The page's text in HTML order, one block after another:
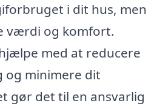
i dit hus, men
værdi og komfort.
med at reducere
og minimere dit
gør det til en ansvarlig